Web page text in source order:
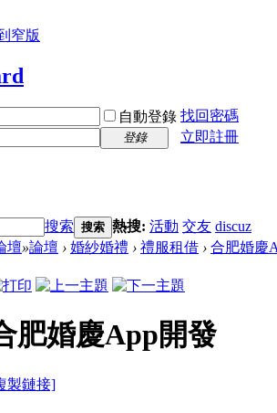
窄版
自動登錄 找回密碼
登錄
立即註冊
搜索 搜索 熱搜: 活動 交友 discuz
壇»論壇 › 婚紗婚禮 › 禮服租借 › 合肥婚慶
肥婚慶App開發
製鏈接]